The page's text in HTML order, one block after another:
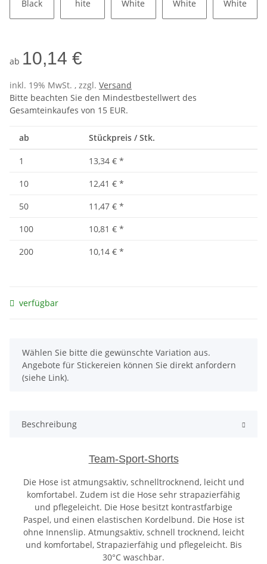
ab 10,14 €
inkl. 19% MwSt. , zzgl. Versand
Bitte beachten Sie den Mindestbestellwert des
Gesamteinkaufes von 15 EUR.
ab Stückpreis / Stk.
1 13,34 € *
10
12,41 € *
50
11,47 € *
100
10,81 € *
200
10,14 € *
verfügbar
x
Wählen Sie bitte die gewünschte Variation aus.
Angebote für Stickereien können Sie direkt anfordern
(siehe Link).
Beschreibung
Team-Sport-Shorts
Die Hose ist atmungsaktiv, schnelltrocknend, leicht und
komfortabel. Zudem ist die Hose sehr strapazierfähig
und pflegeleicht. Die Hose besitzt kontrastfarbige
Paspel, und einen elastischen Kordelbund. Die Hose ist
ohne Innenslip. Atmungsaktiv, schnell trocknend, leicht
und komfortabel, Strapazierfähig und pflegeleicht. Bis
30°C waschbar.